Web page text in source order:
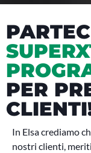
PER
In Elsa crediamo
nostri clienti,